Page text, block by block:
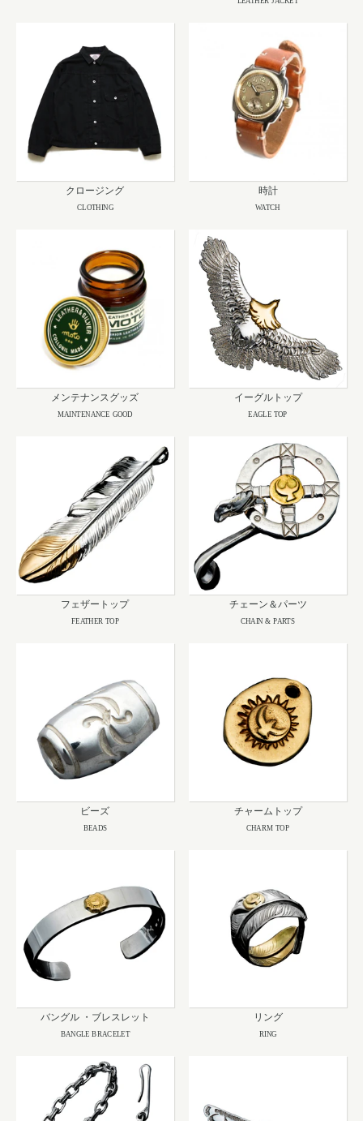
クロージング
CLOTHING
時計
WATCH
メンテナンスグッズ
MAINTENANCE GOOD
イーグルトップ
EAGLE TOP
フェザートップ
FEATHER TOP
チェーン＆パーツ
CHAIN & PARTS
ビーズ
BEADS
チャームトップ
CHARM TOP
バングル ・ブレスレット
BANGLE BRACELET
リング
RING